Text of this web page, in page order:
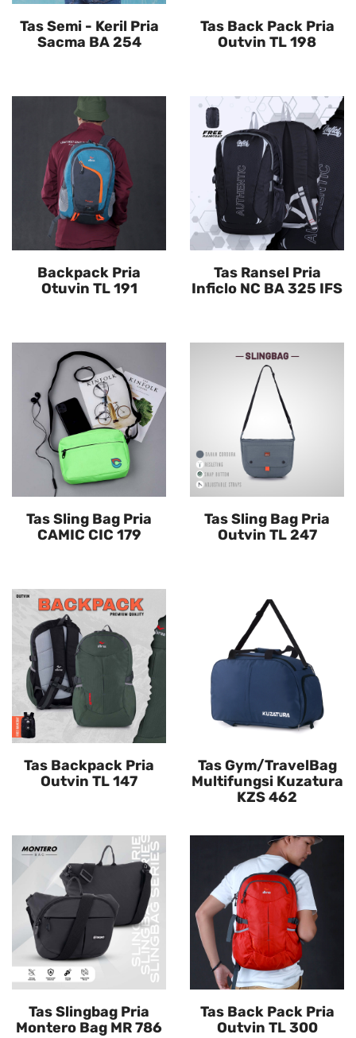
Tas Semi - Keril Pria
Sacma BA 254
Tas Back Pack Pria
Outvin TL 198
Backpack Pria
Otuvin TL 191
Tas Ransel Pria
Inficlo NC BA 325 IFS
Tas Sling Bag Pria
CAMIC CIC 179
Tas Sling Bag Pria
Outvin TL 247
Tas Backpack Pria
Outvin TL 147
Tas Gym/TravelBag
Multifungsi Kuzatura
KZS 462
Tas Slingbag Pria
Montero Bag MR 786
Tas Back Pack Pria
Outvin TL 300